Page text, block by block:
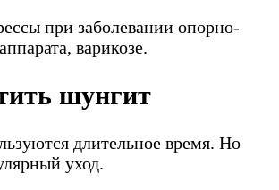
при заболевании опорно-
варикозе.
шунгит
длительное время. Но
уход.